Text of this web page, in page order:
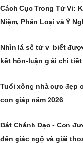
Cách Cục Trong Tử Vi:
Niệm, Phân Loại và Ý
Nhìn lá số tử vi biết
kết hôn-luận giải chi tiết
Tuổi xông nhà cực đẹp
con giáp năm 2026
Bát Chánh Đạo - Con
đến giác ngộ và giải